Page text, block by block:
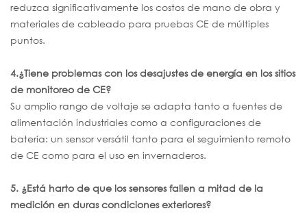
reduzca significativamente los costos de mano de obra y
materiales de cableado para pruebas CE de múltiples
puntos.
4.¿Tiene problemas con los desajustes de energía en los sitios
de monitoreo de CE?
Su amplio rango de voltaje se adapta tanto a fuentes de
alimentación industriales como a configuraciones de
batería: un sensor versátil tanto para el seguimiento remoto
de CE como para el uso en invernaderos.
5. ¿Está harto de que los sensores fallen a mitad de la
medición en duras condiciones exteriores?